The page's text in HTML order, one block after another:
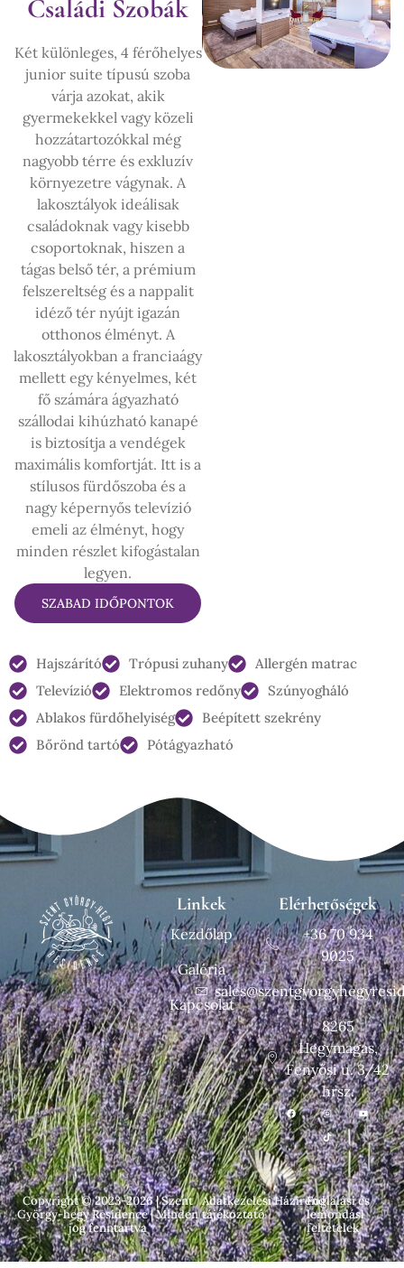
Családi Szobák
Két különleges, 4 férőhelyes
junior suite típusú szoba
várja azokat, akik
gyermekekkel vagy közeli
hozzátartozókkal még
nagyobb térre és exkluzív
környezetre vágynak. A
lakosztályok ideálisak
családoknak vagy kisebb
csoportoknak, hiszen a
tágas belső tér, a prémium
felszereltség és a nappalit
idéző tér nyújt igazán
otthonos élményt. A
lakosztályokban a franciaágy
mellett egy kényelmes, két
fő számára ágyazható
szállodai kihúzható kanapé
is biztosítja a vendégek
maximális komfortját. Itt is a
stílusos fürdőszoba és a
nagy képernyős televízió
emeli az élményt, hogy
minden részlet kifogástalan
legyen.
SZABAD IDŐPONTOK
Hajszárító Trópusi zuhany
Allergén matrac
Televízió
Elektromos redőny
Szúnyogháló
Ablakos fürdőhelyiség
Beépített szekrény
Bőrönd tartó
Pótágyazható
Linkek
Kezdőlap
Galéria
Kapcsolat
Elérhetőségek
+36 70 934
9025
8265
Hegymagas,
Fenyősi u. 3/42
hrsz.
Copyright © 2023-2026 | Szent
György-hegy Residence | Minden
jog fenntartva
Adatkezelési
tájékoztató
HázirendFoglalási és
lemondási
feltételek